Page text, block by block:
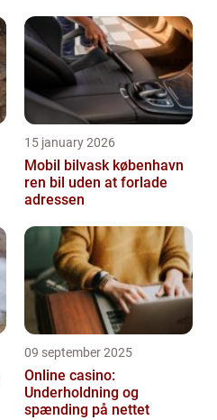
15 january 2026
Mobil bilvask københavn
ren bil uden at forlade
adressen
09 september 2025
Online casino:
Underholdning og
spænding på nettet